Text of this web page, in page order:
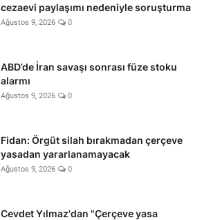
cezaevi paylaşımı nedeniyle soruşturma
Ağustos 9, 2026 0
ABD’de İran savaşı sonrası füze stoku
alarmı
Ağustos 9, 2026 0
Fidan: Örgüt silah bırakmadan çerçeve
yasadan yararlanamayacak
Ağustos 9, 2026 0
Cevdet Yılmaz'dan "Çerçeve yasa